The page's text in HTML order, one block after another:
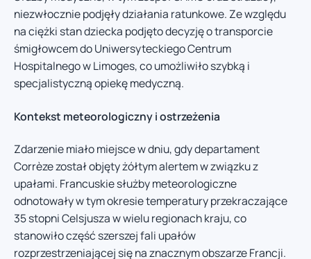
niezwłocznie podjęły działania ratunkowe. Ze względu
na ciężki stan dziecka podjęto decyzję o transporcie
śmigłowcem do Uniwersyteckiego Centrum
Hospitalnego w Limoges, co umożliwiło szybką i
specjalistyczną opiekę medyczną.
Kontekst meteorologiczny i ostrzeżenia
Zdarzenie miało miejsce w dniu, gdy departament
Corrèze został objęty żółtym alertem w związku z
upałami. Francuskie służby meteorologiczne
odnotowały w tym okresie temperatury przekraczające
35 stopni Celsjusza w wielu regionach kraju, co
stanowiło część szerszej fali upałów
rozprzestrzeniającej się na znacznym obszarze Francji.